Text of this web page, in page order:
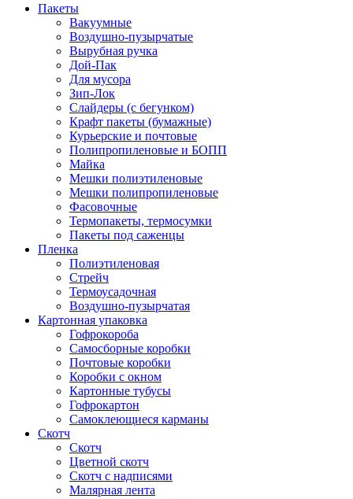
Пакеты
Вакуумные
Воздушно-пузырчатые
Вырубная ручка
Дой-Пак
Для мусора
Зип-Лок
Слайдеры (с бегунком)
Крафт пакеты (бумажные)
Курьерские и почтовые
Полипропиленовые и БОПП
Майка
Мешки полиэтиленовые
Мешки полипропиленовые
Фасовочные
Термопакеты, термосумки
Пакеты под саженцы
Пленка
Полиэтиленовая
Стрейч
Термоусадочная
Воздушно-пузырчатая
Картонная упаковка
Гофрокороба
Самосборные коробки
Почтовые коробки
Коробки с окном
Картонные тубусы
Гофрокартон
Самоклеющиеся карманы
Скотч
Скотч
Цветной скотч
Скотч с надписями
Малярная лента